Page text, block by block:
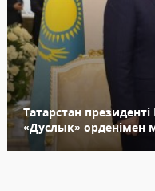
Татарстан
«Дуслык» орденімен